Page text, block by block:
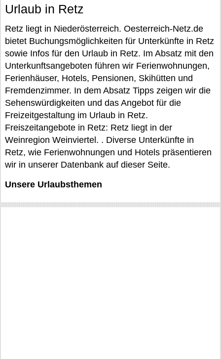
Urlaub in Retz
Retz liegt in Niederösterreich. Oesterreich-Netz.de
bietet Buchungsmöglichkeiten für Unterkünfte in Retz
sowie Infos für den Urlaub in Retz. Im Absatz mit den
Unterkunftsangeboten führen wir Ferienwohnungen,
Ferienhäuser, Hotels, Pensionen, Skihütten und
Fremdenzimmer. In dem Absatz Tipps zeigen wir die
Sehenswürdigkeiten und das Angebot für die
Freizeitgestaltung im Urlaub in Retz.
Freiszeitangebote in Retz: Retz liegt in der
Weinregion Weinviertel. . Diverse Unterkünfte in
Retz, wie Ferienwohnungen und Hotels präsentieren
wir in unserer Datenbank auf dieser Seite.
Unsere Urlaubsthemen